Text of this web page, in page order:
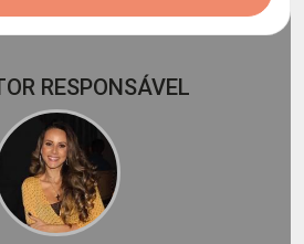
RESPONSÁVEL